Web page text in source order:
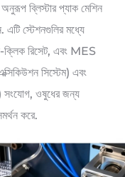
ব্লিস্টার প্যাক মেশিন
এটি স্টেশনগুলির মধ্যে
ক্লিক রিসেট, এবং MES
সিস্টেম) এবং
সংযোগ, ওষুধের জন্য
করে.